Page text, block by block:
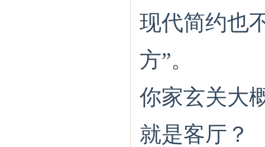
现代简约也
方”。
你家玄关大
就是客厅？